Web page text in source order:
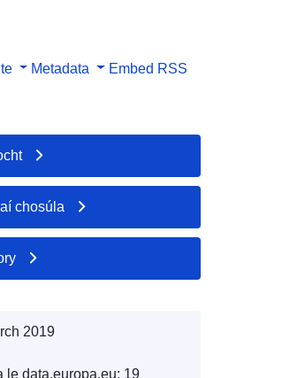
Metadata Embed RSS
chosúla
2019
le data.europa.eu: 19